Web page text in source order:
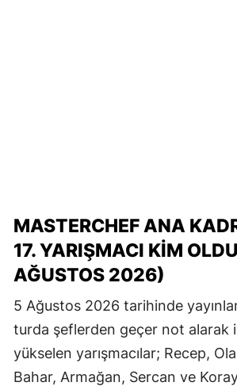
MASTERCHEF ANA
17. YARIŞMACI KİM
AĞUSTOS 2026)
5 Ağustos 2026 tarihinde
turda şeflerden geçer not alarak
yükselen yarışmacılar; Recep,
Bahar, Armağan, Sercan ve